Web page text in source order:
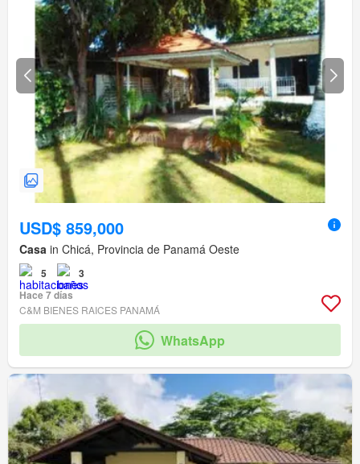
USD$ 859,000
Casa in Chicá, Provincia de Panamá Oeste
5
3
Hace 7 días
C&M BIENES RAICES PANAMÁ
WhatsApp